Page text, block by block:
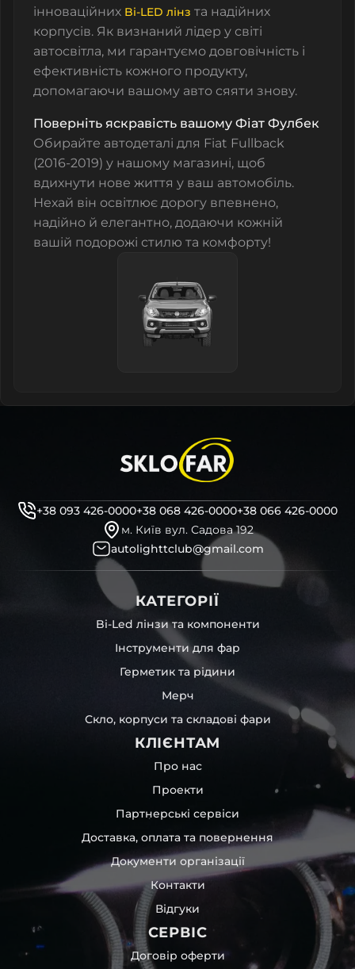
інноваційних Bi-LED лінз та надійних
корпусів. Як визнаний лідер у світі
автосвітла, ми гарантуємо довговічність і
ефективність кожного продукту,
допомагаючи вашому авто сяяти знову.
Поверніть яскравість вашому Фіат Фулбек
Обирайте автодеталі для Fiat Fullback
(2016-2019) у нашому магазині, щоб
вдихнути нове життя у ваш автомобіль.
Нехай він освітлює дорогу впевнено,
надійно й елегантно, додаючи кожній
вашій подорожі стилю та комфорту!
+38 093 426-0000+38 068 426-0000+38 066 426-0000
м. Київ вул. Садова 192
autolighttclub@gmail.com
КАТЕГОРІЇ
Bi-Led лінзи та компоненти
Інструменти для фар
Герметик та рідини
Мерч
Скло, корпуси та складові фари
КЛІЄНТАМ
Про нас
Проекти
Партнерські сервіси
Доставка, оплата та повернення
Документи організації
Контакти
Відгуки
СЕРВІС
Договір оферти